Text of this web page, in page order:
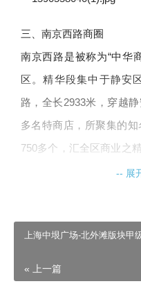
三、南京西路商圈
南京西路是被称为“中华
区。精华段集中于静安
路，全长2933米，穿越
多名特商店，所聚集的
750多个，汇全区商业之
所。我司开发的恒利国
上海徐家汇商圈的核心
-- 展
上海中垠广场-北外滩版块甲
« 上一篇